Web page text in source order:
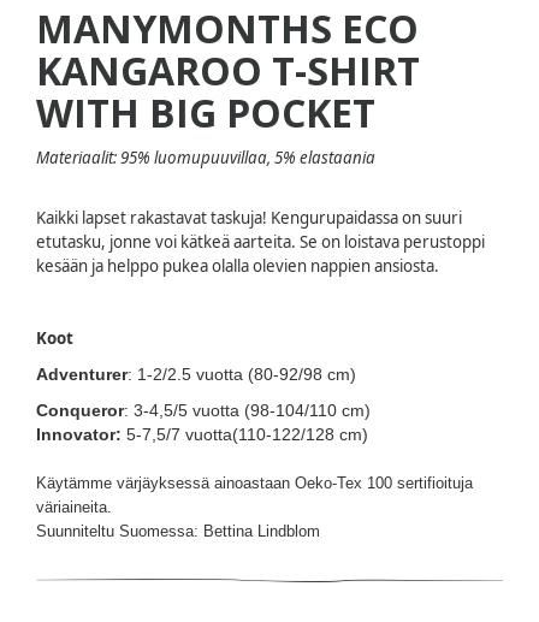
MANYMONTHS ECO
KANGAROO T-SHIRT
WITH BIG POCKET
Materiaalit:95% luomupuuvillaa, 5% elastaania
Kaikki lapset rakastavat taskuja! Kengurupaidassa on suuri
etutasku, jonne voi kätkeä aarteita. Se on loistava perustoppi
kesään ja helppo pukea olalla olevien nappien ansiosta.
Koot
Adventurer: 1-2/2.5 vuotta (80-92/98 cm)
Conqueror: 3-4,5/5 vuotta (98-104/110 cm)
Innovator: 5-7,5/7 vuotta(110-122/128 cm)
Käytämme värjäyksessä ainoastaan Oeko-Tex 100 sertifioituja
väriaineita.
Suunniteltu Suomessa: Bettina Lindblom